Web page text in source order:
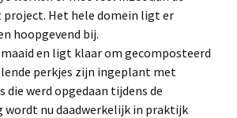
Het hele domein ligt er
hoopgevend bij.
en ligt klaar om gecomposteerd
perkjes zijn ingeplant met
die werd opgedaan tijdens de
wordt nu daadwerkelijk in praktijk